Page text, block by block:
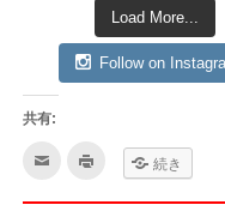
Load More...
Follow on
共有:
ク ク
続き